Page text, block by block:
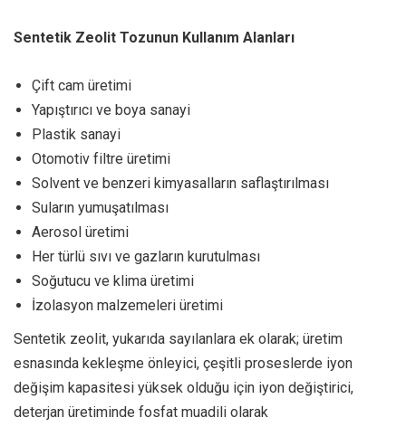
Sentetik Zeolit Tozunun Kullanım Alanları
Çift cam üretimi
Yapıştırıcı ve boya sanayi
Plastik sanayi
Otomotiv filtre üretimi
Solvent ve benzeri kimyasalların saflaştırılması
Suların yumuşatılması
Aerosol üretimi
Her türlü sıvı ve gazların kurutulması
Soğutucu ve klima üretimi
İzolasyon malzemeleri üretimi
Sentetik zeolit, yukarıda sayılanlara ek olarak; üretim
esnasında kekleşme önleyici, çeşitli proseslerde iyon
değişim kapasitesi yüksek olduğu için iyon değiştirici,
deterjan üretiminde fosfat muadili olarak